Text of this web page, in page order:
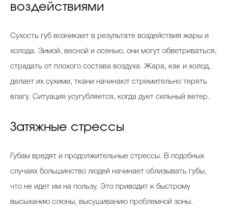
воздействиями
Сухость губ возникает в результате воздействия жары и
холода. Зимой, весной и осенью, они могут обветриваться,
страдать от плохого состава воздуха. Жара, как и холод,
делает их сухими, ткани начинают стремительно терять
влагу. Ситуация усугубляется, когда дует сильный ветер.
Затяжные стрессы
Губам вредят и продолжительные стрессы. В подобных
случаях большинство людей начинает облизывать губы,
что не идет им на пользу. Это приводит к быстрому
высыханию слюны, высушиванию проблемной зоны.